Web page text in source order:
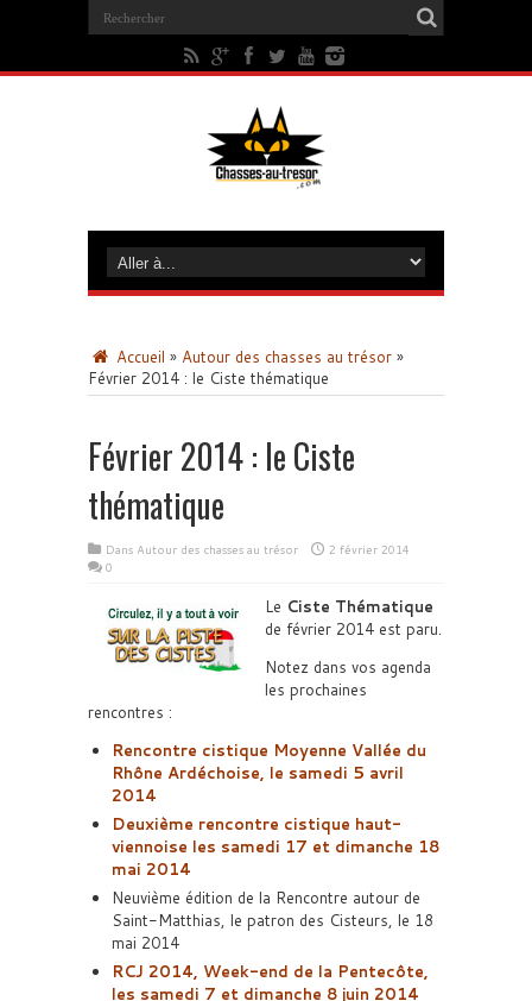
Accueil » Autour des chasses au trésor »
Février 2014 : le Ciste thématique
Février 2014 : le Ciste
thématique
Dans Autour des chasses au trésor
2 février 2014
0
Le Ciste Thématique
de février 2014 est paru.
Notez dans vos agenda
les prochaines
rencontres :
Rencontre cistique Moyenne Vallée du
Rhône Ardéchoise, le samedi 5 avril
2014
Deuxième rencontre cistique haut-
viennoise les samedi 17 et dimanche 18
mai 2014
Neuvième édition de la Rencontre autour de
Saint-Matthias, le patron des Cisteurs, le 18
mai 2014
RCJ 2014, Week-end de la Pentecôte,
les samedi 7 et dimanche 8 juin 2014